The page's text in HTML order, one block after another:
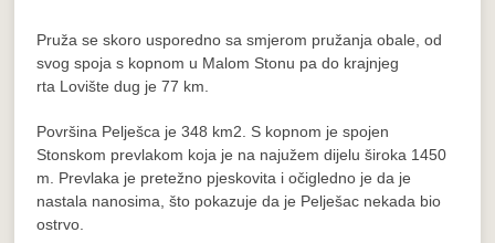
Pruža se skoro usporedno sa smjerom pružanja obale, od
svog spoja s kopnom u Malom Stonu pa do krajnjeg
rta Lovište dug je 77 km.
Površina Pelješca je 348 km2. S kopnom je spojen
Stonskom prevlakom koja je na najužem dijelu široka 1450
m. Prevlaka je pretežno pjeskovita i očigledno je da je
nastala nanosima, što pokazuje da je Pelješac nekada bio
ostrvo.